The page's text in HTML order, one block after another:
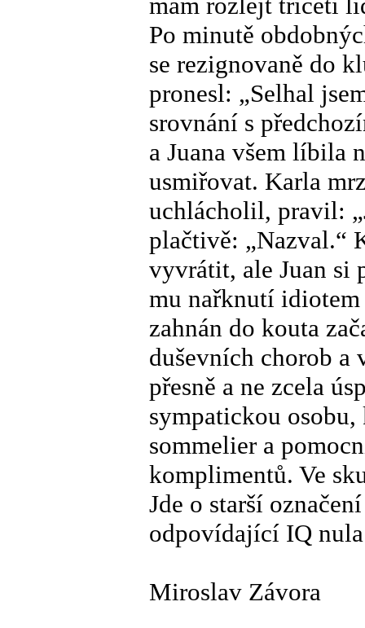
Po minutě
se rezignovaně do
pronesl: „Selhal
srovnání s
a Juana všem líbila
usmiřovat. Karla
uchlácholil, pravil:
plačtivě: „Nazval.“
vyvrátit, ale Juan si
mu nařknutí
zahnán do kouta
duševních chorob
přesně a ne zcela
sympatickou osobu,
sommelier a
komplimentů. Ve
Jde o starší
odpovídající IQ
Miroslav Závora